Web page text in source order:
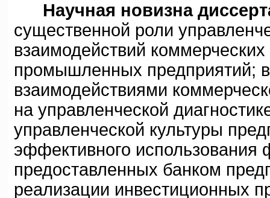
Научная новизна
существенной роли
взаимодействий
промышленных предприятий;
взаимодействиями
на управленческой
управленческой культуры
эффективного использования
предоставленных банком
реализации инвестиционных